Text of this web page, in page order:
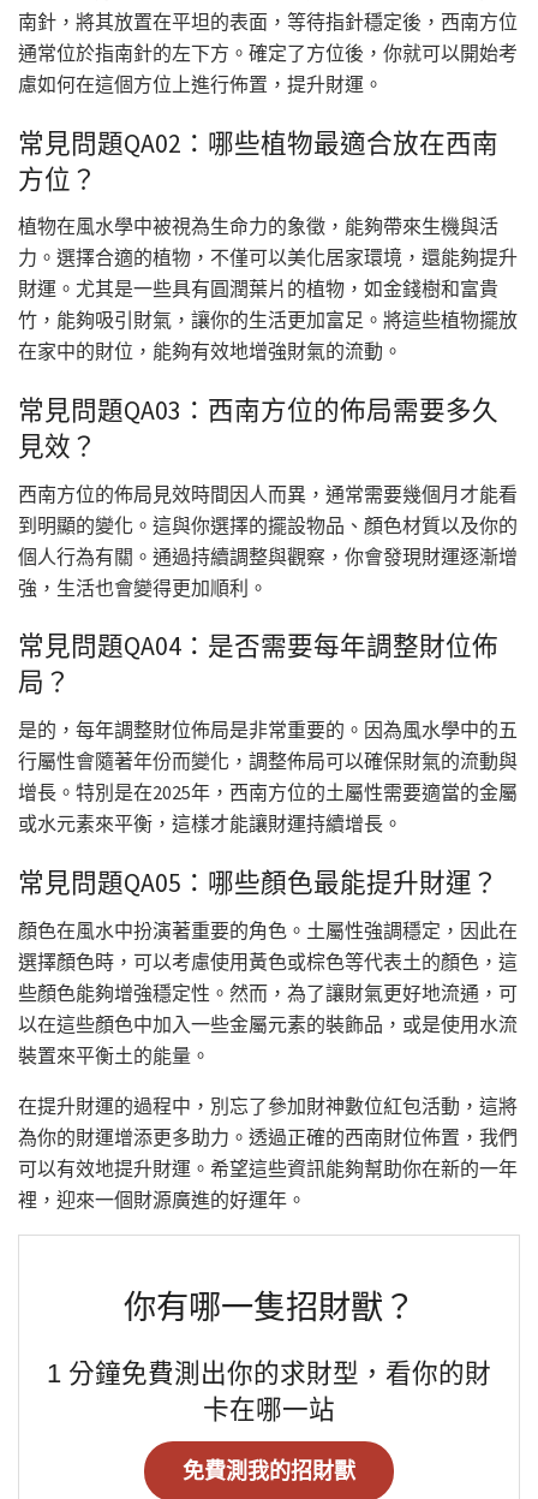
南針，將其放置在平坦的表面，等待指針穩定後，西南方位
通常位於指南針的左下方。確定了方位後，你就可以開始考
慮如何在這個方位上進行佈置，提升財運。
常見問題QA02：哪些植物最適合放在西南
方位？
植物在風水學中被視為生命力的象徵，能夠帶來生機與活
力。選擇合適的植物，不僅可以美化居家環境，還能夠提升
財運。尤其是一些具有圓潤葉片的植物，如金錢樹和富貴
竹，能夠吸引財氣，讓你的生活更加富足。將這些植物擺放
在家中的財位，能夠有效地增強財氣的流動。
常見問題QA03：西南方位的佈局需要多久
見效？
西南方位的佈局見效時間因人而異，通常需要幾個月才能看
到明顯的變化。這與你選擇的擺設物品、顏色材質以及你的
個人行為有關。通過持續調整與觀察，你會發現財運逐漸增
強，生活也會變得更加順利。
常見問題QA04：是否需要每年調整財位佈
局？
是的，每年調整財位佈局是非常重要的。因為風水學中的五
行屬性會隨著年份而變化，調整佈局可以確保財氣的流動與
增長。特別是在2025年，西南方位的土屬性需要適當的金屬
或水元素來平衡，這樣才能讓財運持續增長。
常見問題QA05：哪些顏色最能提升財運？
顏色在風水中扮演著重要的角色。土屬性強調穩定，因此在
選擇顏色時，可以考慮使用黃色或棕色等代表土的顏色，這
些顏色能夠增強穩定性。然而，為了讓財氣更好地流通，可
以在這些顏色中加入一些金屬元素的裝飾品，或是使用水流
裝置來平衡土的能量。
在提升財運的過程中，別忘了參加財神數位紅包活動，這將
為你的財運增添更多助力。透過正確的西南財位佈置，我們
可以有效地提升財運。希望這些資訊能夠幫助你在新的一年
裡，迎來一個財源廣進的好運年。
你有哪一隻招財獸？
1 分鐘免費測出你的求財型，看你的財
卡在哪一站
免費測我的招財獸